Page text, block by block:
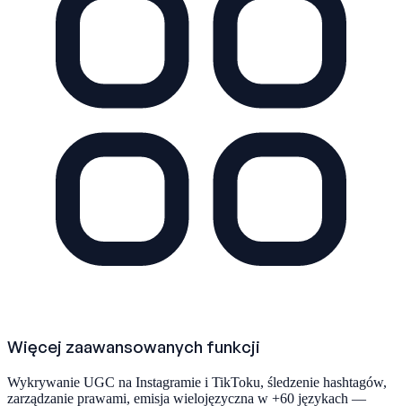
Więcej zaawansowanych funkcji
Wykrywanie UGC na Instagramie i TikToku, śledzenie hashtagów,
zarządzanie prawami, emisja wielojęzyczna w +60 językach —